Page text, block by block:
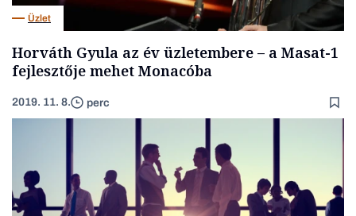
Üzlet
Horváth Gyula az év üzletembere – a Masat-1
fejlesztője mehet Monacóba
2019. 11. 8. perc